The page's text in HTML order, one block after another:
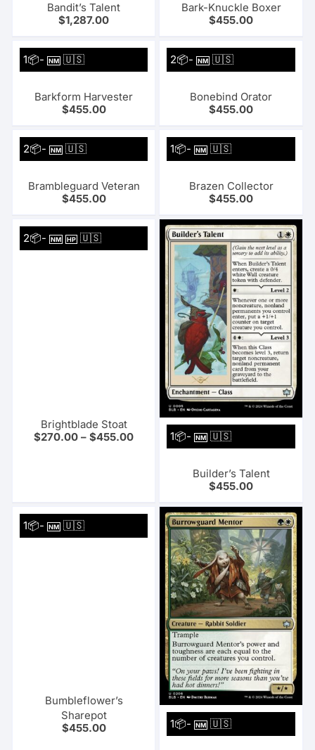
Bandit’s Talent
$1,287.00
Bark-Knuckle Boxer
$455.00
1📦-NM 🇺🇸
Barkform Harvester
$455.00
2📦-NM 🇺🇸
Bonebind Orator
$455.00
2📦-NM 🇺🇸
Brambleguard Veteran
$455.00
1📦-NM 🇺🇸
Brazen Collector
$455.00
2📦-NM HP 🇺🇸
Brightblade Stoat
$270.00 –$455.00 1📦-NM 🇺🇸
Builder’s Talent
$455.00
1📦-NM 🇺🇸
Bumbleflower’s
Sharepot
$455.00 1📦-NM 🇺🇸